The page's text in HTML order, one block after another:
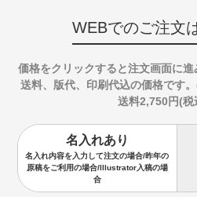
WEBでのご注文
価格をクリックすると注文画面に
送料、版代、印刷代込の価格です
送料2,750円(税
名入れあり
名入れ内容を入力して注文の場合/昨年の
原稿をご利用の場合/Illustrator入稿の場
合